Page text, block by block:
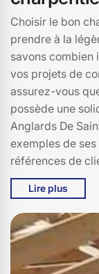
Choisir le bon
prendre à la
savons combien
vos projets de
assurez-vous
possède une
Anglards De
exemples de
références de
consultation des
réputation de
des délais et
surprises. Un
fournir un devis
communication
Lire plus